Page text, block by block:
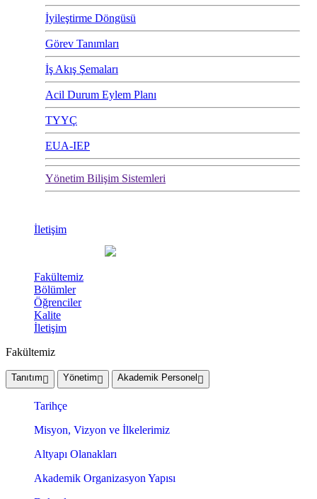
İyileştirme Döngüsü
Görev Tanımları
İş Akış Şemaları
Acil Durum Eylem Planı
TYYÇ
EUA-IEP
Yönetim Bilişim Sistemleri
İletişim
Fakültemiz
Bölümler
Öğrenciler
Kalite
İletişim
Fakültemiz
Tanıtım Yönetim Akademik Personel
Tarihçe
Misyon, Vizyon ve İlkelerimiz
Altyapı Olanakları
Akademik Organizasyon Yapısı